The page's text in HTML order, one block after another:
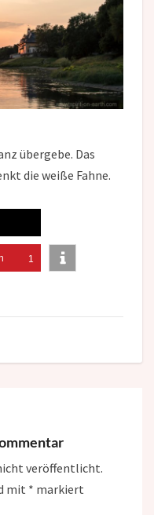
übergebe. Das
die weiße Fahne.
1
veröffentlicht.
mit * markiert